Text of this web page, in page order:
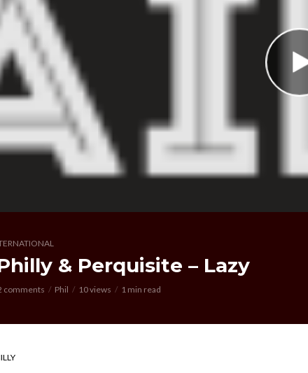
& Perquisite – Lazy
comments Phil 10 views 1 min read